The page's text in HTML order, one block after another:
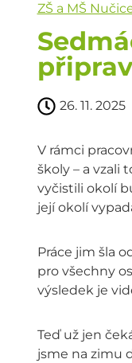
ZŠ a MŠ
26. 11. 2025
V rámci
školy – a vzali
vyčistili okolí
její okolí
Práce jim šla
pro všechny
výsledek je
Teď už jen
jsme na zimu